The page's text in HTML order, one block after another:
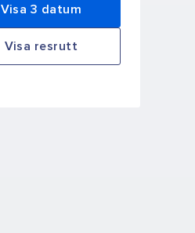
Visa 3 datum
Visa resrutt